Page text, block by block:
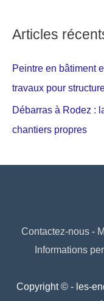
Articles
Peintre en bâtiment
travaux pour
Débarras à Rodez :
chantiers propres
Contactez-nous-
Informations
Copyright © - les-